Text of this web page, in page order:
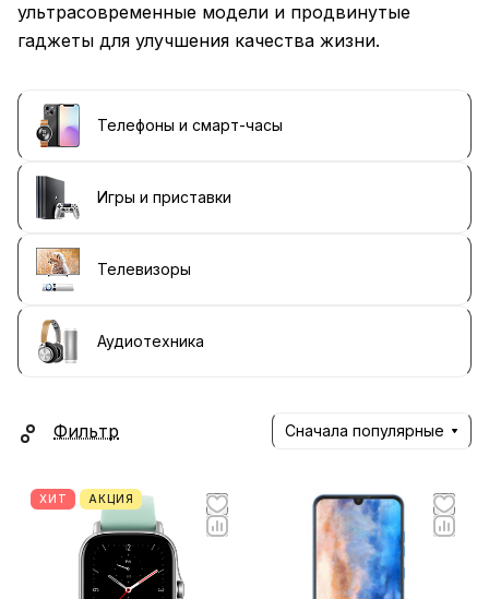
ультрасовременные модели и продвинутые
гаджеты для улучшения качества жизни.
Телефоны и смарт-часы
Игры и приставки
Телевизоры
Аудиотехника
Фильтр Сначала популярные
ХИТ АКЦИЯ